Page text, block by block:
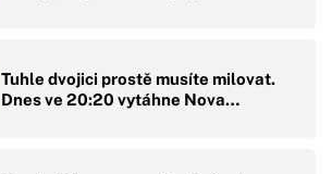
Tuhle dvojici prostě musíte milovat.
Dnes ve 20:20 vytáhne Nova…